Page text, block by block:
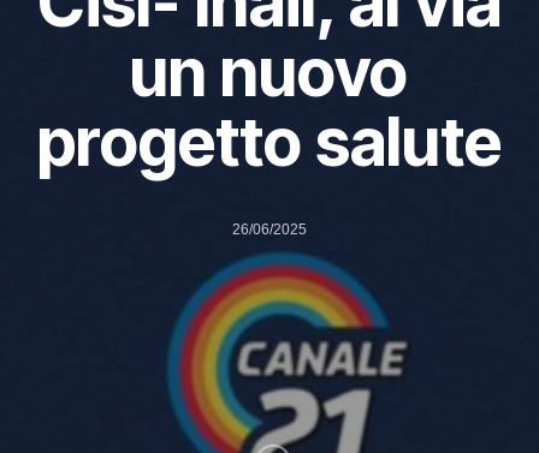
un nuovo
progetto salute
26/06/2025